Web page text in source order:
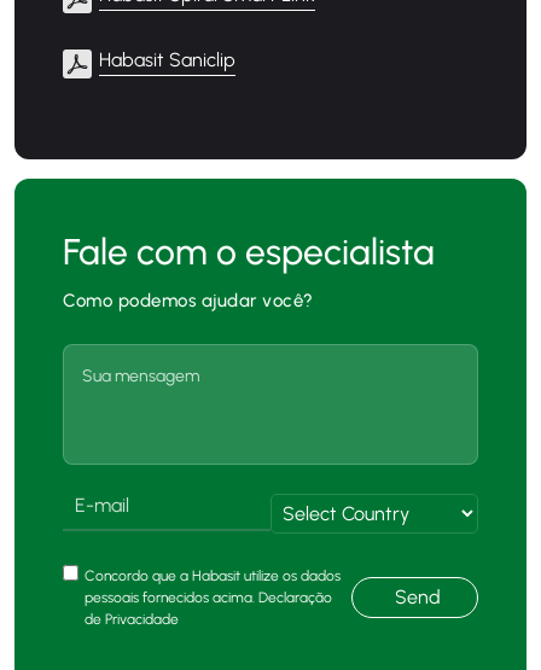
Habasit Saniclip
Fale com o especialista
Como podemos ajudar você?
Concordo que a Habasit utilize os dados
pessoais fornecidos acima. Declaração
de Privacidade
Send